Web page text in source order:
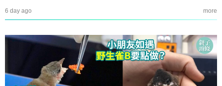
6 day ago more